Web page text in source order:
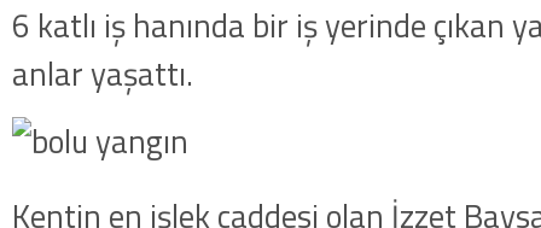
6 katlı iş hanında bir iş yerinde çıkan
anlar yaşattı.
Kentin en işlek caddesi olan İzzet